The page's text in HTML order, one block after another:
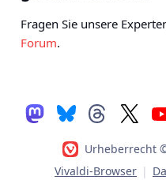
Fragen Sie unsere
Forum.
Urheberrecht
Vivaldi-Browser |